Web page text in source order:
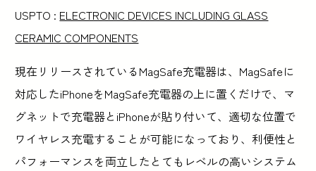
USPTO : ELECTRONIC DEVICES INCLUDING GLASS
CERAMIC COMPONENTS
現在リリースされているMagSafe充電器は、MagSafeに
対応したiPhoneをMagSafe充電器の上に置くだけで、マ
グネットで充電器とiPhoneが貼り付いて、適切な位置で
ワイヤレス充電することが可能になっており、利便性と
パフォーマンスを両立したとてもレベルの高いシステム